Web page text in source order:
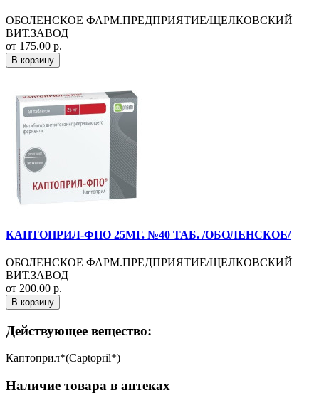
ОБОЛЕНСКОЕ ФАРМ.ПРЕДПРИЯТИЕ/ЩЕЛКОВСКИЙ
ВИТ.ЗАВОД
от 175.00 р.
В корзину
КАПТОПРИЛ-ФПО 25МГ. №40 ТАБ. /ОБОЛЕНСКОЕ/
ОБОЛЕНСКОЕ ФАРМ.ПРЕДПРИЯТИЕ/ЩЕЛКОВСКИЙ
ВИТ.ЗАВОД
от 200.00 р.
В корзину
Действующее вещество:
Каптоприл*(Captopril*)
Наличие товара в аптеках